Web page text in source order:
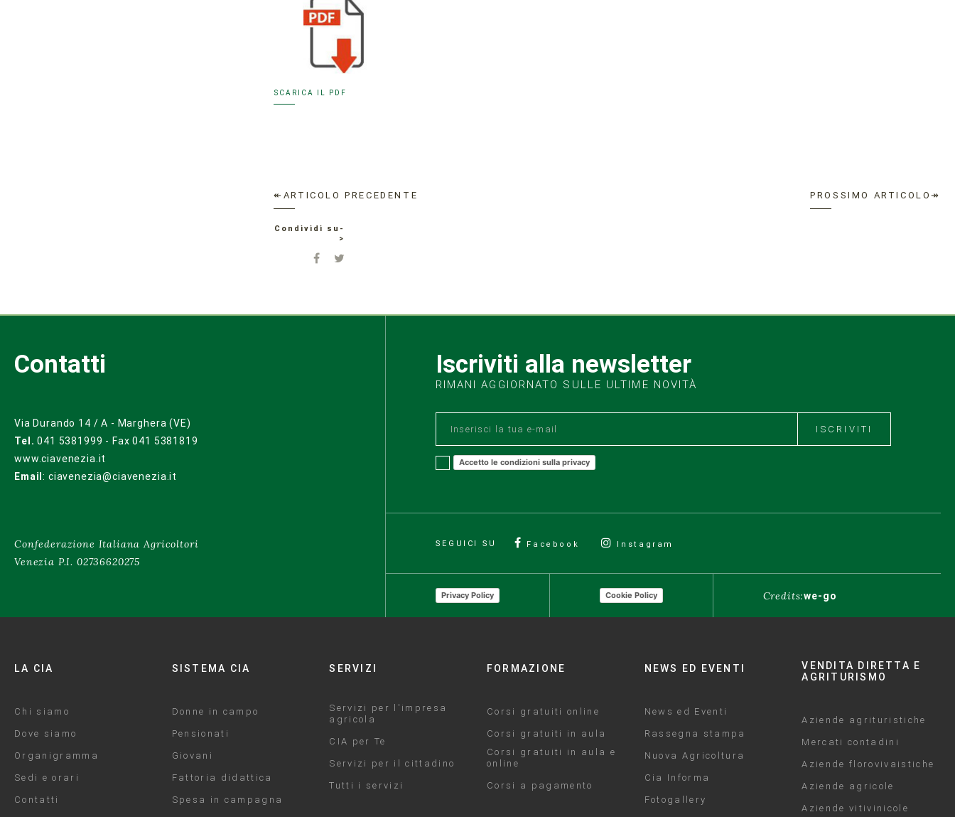
SCARICA IL PDF
↞ARTICOLO PRECEDENTE PROSSIMO ARTICOLO↠
Condividi su-
>
Contatti
Via Durando 14 / A - Marghera (VE)
Tel. 041 5381999 - Fax 041 5381819
www.ciavenezia.it
Email: ciavenezia@ciavenezia.it
Confederazione Italiana Agricoltori
Venezia P.I. 02736620275
Iscriviti alla newsletter
RIMANI AGGIORNATO SULLE ULTIME NOVITÀ
ISCRIVITI
Accetto le condizioni sulla privacy
SEGUICI SU Facebook Instagram
Privacy Policy Cookie Policy Credits:we-go
LA CIA
Chi siamo
Dove siamo
Organigramma
Sedi e orari
Contatti
SISTEMA CIA
Donne in campo
Pensionati
Giovani
Fattoria didattica
Spesa in campagna
SERVIZI
Servizi per l'impresa
agricola
CIA per Te
Servizi per il cittadino
Tutti i servizi
FORMAZIONE
Corsi gratuiti online
Corsi gratuiti in aula
Corsi gratuiti in aula e
online
Corsi a pagamento
NEWS ED EVENTI
News ed Eventi
Rassegna stampa
Nuova Agricoltura
Cia Informa
Fotogallery
VENDITA DIRETTA E
AGRITURISMO
Aziende agrituristiche
Mercati contadini
Aziende florovivaistiche
Aziende agricole
Aziende vitivinicole